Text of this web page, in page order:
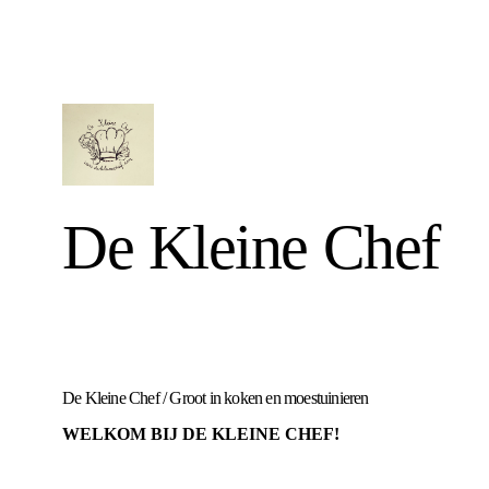
De Kleine Chef
De Kleine Chef/Groot in koken en moestuinieren
WELKOM BIJ DE KLEINE CHEF!